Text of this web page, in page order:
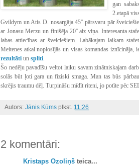
gan
2.etapā
Gvildym un Atis D. nosargāja 45'' pārsvaru pār
ar Jonasu Merzu un finišēja 20'' aiz viņa. Interesanta
labas attiecības ar šveiciešiem. Labākajam laikam
Meitenes atkal noplosījās un visas komandas
rezultāti un spliti.
Šo nedēļu pavadīšu veltot laiku savam zinātniskajam
solās būt ļoti gara un fiziski smaga. Man tas būs
skrējis traumu dēļ. Turpināšu mīdīt riteni, jo potīte pēc
Autors: Jānis Kūms plkst. 11:26
2 komentāri:
Kristaps Ozoliņš teica...